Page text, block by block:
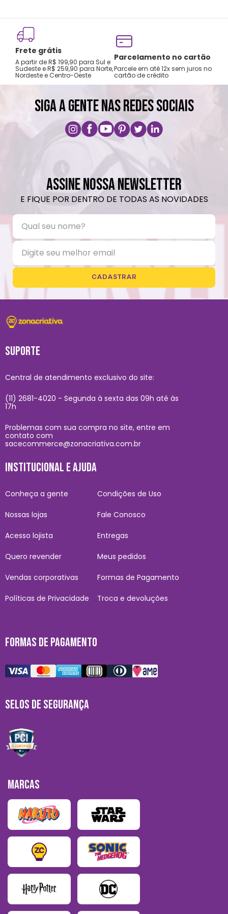
Não vai ao micro-ondas.
Não utilizar produtos químicos e abrasivos.
Frete grátis
A partir de R$ 199,90 para Sul e
Sudeste e R$ 259,90 para Norte,
Nordeste e Centro-Oeste
Parcelamento no cartão
Parcele em até 12x sem juros no
cartão de crédito
SIGA A GENTE NAS REDES SOCIAIS
ASSINE NOSSA NEWSLETTER
E FIQUE POR DENTRO DE TODAS AS NOVIDADES
CADASTRAR
SUPORTE
Central de atendimento exclusivo do site:
(11) 2681-4020 - Segunda à sexta das 09h até às
17h
Problemas com sua compra no site, entre em
contato com
sacecommerce@zonacriativa.com.br
INSTITUCIONAL E AJUDA
Conheça a gente
Nossas lojas
Acesso lojista
Quero revender
Vendas corporativas
Políticas de Privacidade
Condições de Uso
Fale Conosco
Entregas
Meus pedidos
Formas de Pagamento
Troca e devoluções
FORMAS DE PAGAMENTO
SELOS DE SEGURANÇA
MARCAS